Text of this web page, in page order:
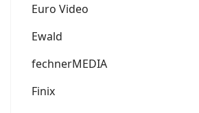
Euro Video
Ewald
fechnerMEDIA
Finix